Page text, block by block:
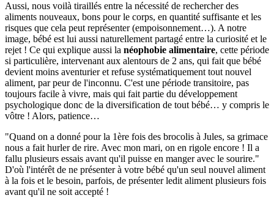
Aussi, nous voilà tiraillés entre la nécessité de rechercher des
aliments nouveaux, bons pour le corps, en quantité suffisante et les
risques que cela peut représenter (empoisonnement…). A notre
image, bébé est lui aussi naturellement partagé entre la curiosité et le
rejet ! Ce qui explique aussi la néophobie alimentaire, cette période
si particulière, intervenant aux alentours de 2 ans, qui fait que bébé
devient moins aventurier et refuse systématiquement tout nouvel
aliment, par peur de l'inconnu. C'est une période transitoire, pas
toujours facile à vivre, mais qui fait partie du développement
psychologique donc de la diversification de tout bébé… y compris le
vôtre ! Alors, patience…
"Quand on a donné pour la 1ère fois des brocolis à Jules, sa grimace
nous a fait hurler de rire. Avec mon mari, on en rigole encore ! Il a
fallu plusieurs essais avant qu'il puisse en manger avec le sourire."
D'où l'intérêt de ne présenter à votre bébé qu'un seul nouvel aliment
à la fois et le besoin, parfois, de présenter ledit aliment plusieurs fois
avant qu'il ne soit accepté !